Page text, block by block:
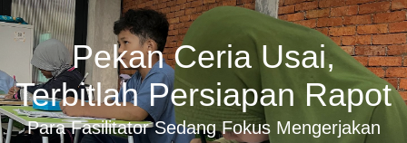
Pekan Ceria Usai,
Terbitlah Persiapan Rapot
Para Fasilitator Sedang Fokus Mengerjakan